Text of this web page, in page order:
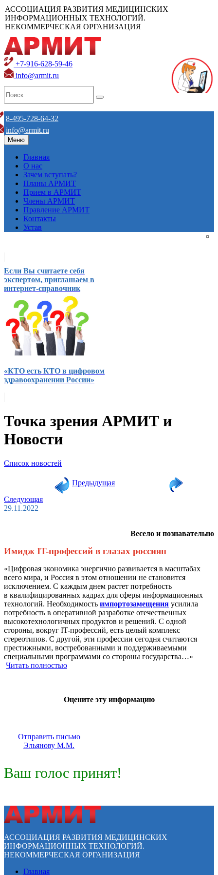
АССОЦИАЦИЯ РАЗВИТИЯ МЕДИЦИНСКИХ
ИНФОРМАЦИОННЫХ ТЕХНОЛОГИЙ.
НЕКОММЕРЧЕСКАЯ ОРГАНИЗАЦИЯ
+7-916-628-59-46
info@armit.ru
8-495-728-64-32
info@armit.ru
Меню
Главная
О нас
Зачем вступать?
Планы АРМИТ
Прием в АРМИТ
Члены АРМИТ
Правление АРМИТ
Контакты
Устав
Если Вы считаете себя
экспертом, приглашаем в
интернет-справочник
«КТО есть КТО в цифровом
здравоохранении России»
Точка зрения АРМИТ и
Новости
Список новостей
Предыдущая
Следующая
29.11.2022
Весело и познавательно
Имидж IT-профессий в глазах россиян
«Цифровая экономика энергично развивается в масштабах
всего мира, и Россия в этом отношении не становится
исключением. С каждым днем растет потребность
в квалифицированных кадрах для сферы информационных
технологий. Необходимость импортозамещения усилила
потребность в оперативной разработке отечественных
высокотехнологичных продуктов и решений. С одной
стороны, вокруг IT-профессий, есть целый комплекс
стереотипов. С другой, эти профессии сегодня считаются
престижными, востребованными и поддерживаемыми
специальными программами со стороны государства…»
Читать полностью
Оцените эту информацию
Отправить письмо
Эльянову М.М.
Ваш голос принят!
АССОЦИАЦИЯ РАЗВИТИЯ МЕДИЦИНСКИХ
ИНФОРМАЦИОННЫХ ТЕХНОЛОГИЙ.
НЕКОММЕРЧЕСКАЯ ОРГАНИЗАЦИЯ
Главная